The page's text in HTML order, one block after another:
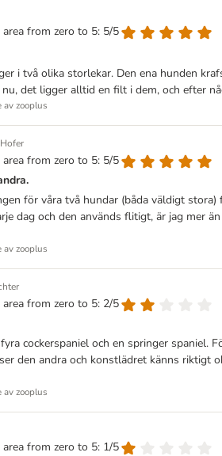
from zero to 5: 5/5
i två olika storlekar. Den ena hunden
det ligger alltid en filt i dem, och efter
zooplus
from zero to 5: 5/5
för våra två hundar (båda väldigt
dag och den används flitigt, är jag mer
zooplus
from zero to 5: 2/5
cockerspaniel och en springer
den andra och konstlädret känns
zooplus
from zero to 5: 1/5